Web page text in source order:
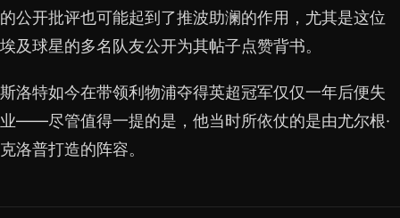
的公开批评也可能起到了推波助澜的作用，尤其是这位
埃及球星的多名队友公开为其帖子点赞背书。
斯洛特如今在带领利物浦夺得英超冠军仅仅一年后便失
业——尽管值得一提的是，他当时所依仗的是由尤尔根·
克洛普打造的阵容。